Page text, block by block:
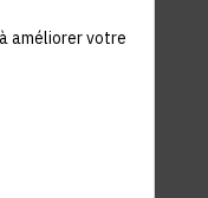
COCKTAIL
améliorer votre